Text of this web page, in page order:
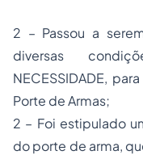
2 – Passou a
diversas
NECESSIDADE,
Porte de Armas;
2 – Foi estipulado
do porte de arma,